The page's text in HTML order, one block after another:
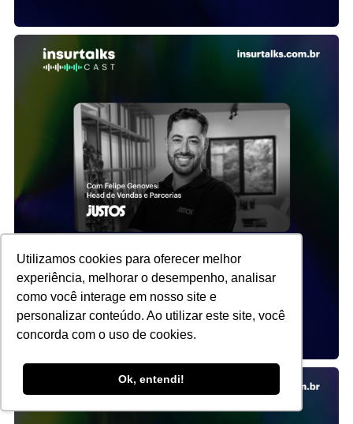
Utilizamos cookies para oferecer melhor
experiência, melhorar o desempenho, analisar
como você interage em nosso site e
personalizar conteúdo. Ao utilizar este site, você
concorda com o uso de cookies.
Ok, entendi!